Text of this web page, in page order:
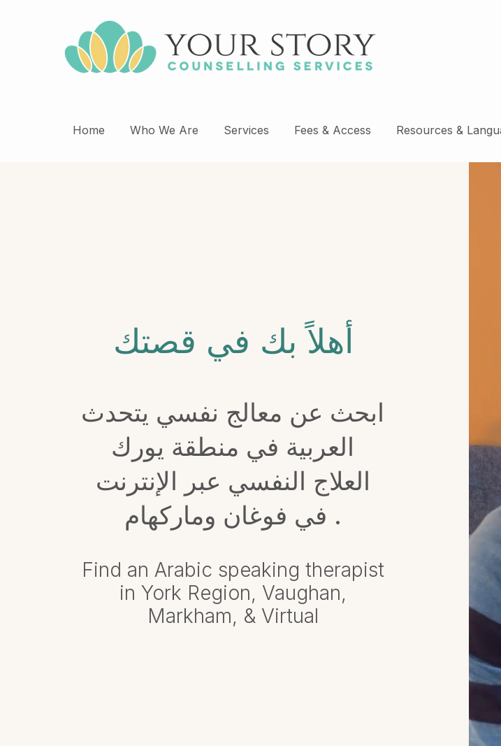
Home Who We Are Services Fees & Access Resources &
أهلاً بك في قصتك
ابحث عن معالج نفسي يتحدث
العربية في منطقة يورك
العلاج النفسي عبر الإنترنت
في فوغان وماركهام .
Find an Arabic speaking therapist
in York Region, Vaughan,
Markham, & Virtual